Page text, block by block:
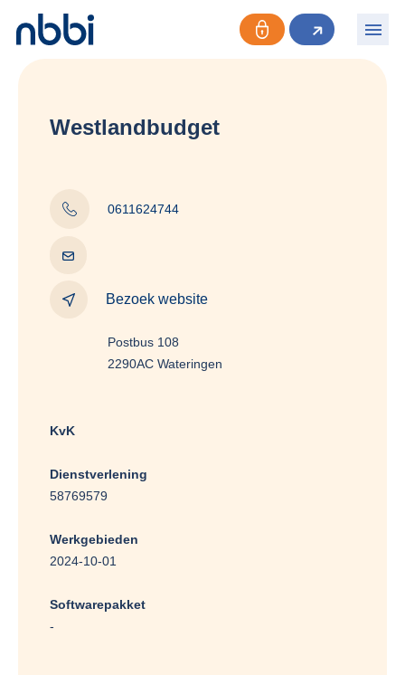
Westlandbudget
0611624744
Bezoek website
Postbus 108
2290AC Wateringen
KvK
Dienstverlening
58769579
Werkgebieden
2024-10-01
Softwarepakket
-